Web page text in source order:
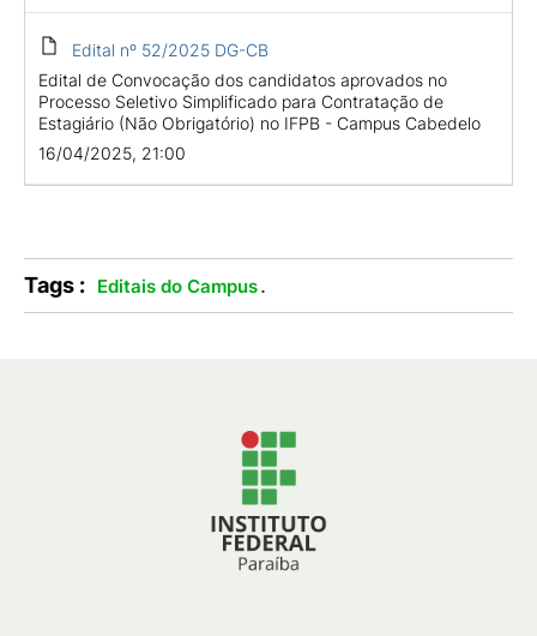
Edital nº 52/2025 DG-CB
Edital de Convocação dos candidatos aprovados no
Processo Seletivo Simplificado para Contratação de
Estagiário (Não Obrigatório) no IFPB - Campus Cabedelo
16/04/2025, 21:00
Tags : Editais do Campus.